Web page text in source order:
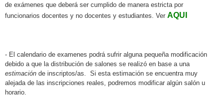
de exámenes que deberá ser cumplido de manera estricta por
funcionarios docentes y no docentes y estudiantes. Ver AQUI
- El calendario de examenes podrá sufrir alguna pequeña modificación
debido a que la distribución de salones se realizó en base a una
estimación de inscriptos/as. Si esta estimación se encuentra muy
alejada de las inscripciones reales, podremos modificar algún salón u
horario.